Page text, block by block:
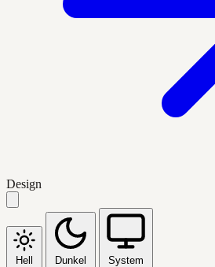
Design
Hell Dunkel System